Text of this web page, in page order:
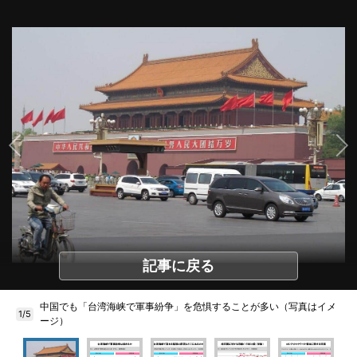
記事に戻る
1/5
中国でも「台湾海峡で軍事紛争」を危惧することが多い（写真はイメ
ージ）